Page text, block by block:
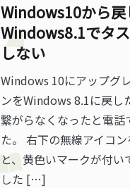
Windows10から戻
Windows8.1でタ
しない
Windows 10にアップグ
ンをWindows 8.1に戻し
繋がらなくなったと電話
た。 右下の無線アイコ
と、黄色いマークが付
した […]